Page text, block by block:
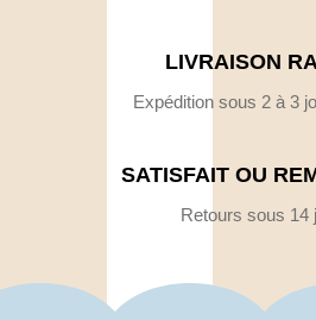
LIVRAISON
Expédition sous 2 à 3
SATISFAIT OU
Retours sous 14